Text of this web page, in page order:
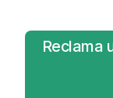
Reclama